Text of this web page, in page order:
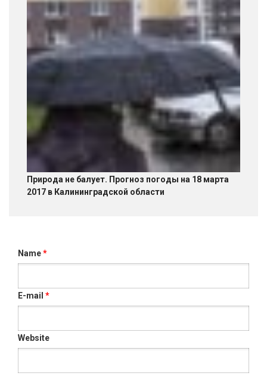
Природа не балует. Прогноз погоды на 18 марта
2017 в Калининградской области
Name*
E-mail *
Website